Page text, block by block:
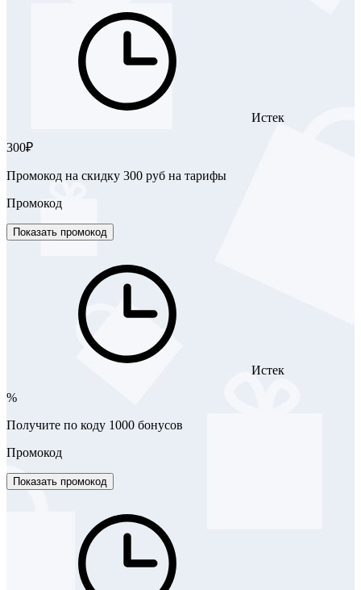
Истек
300₽
Промокод на скидку 300 руб на тарифы
Промокод
Показать промокод
Истек
%
Получите по коду 1000 бонусов
Промокод
Показать промокод